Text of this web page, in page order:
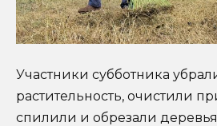
Участники субботника
растительность, очистили
спилили и обрезали